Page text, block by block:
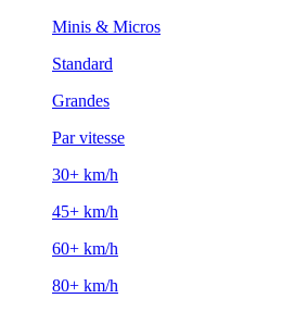
Minis & Micros
Standard
Grandes
Par vitesse
30+ km/h
45+ km/h
60+ km/h
80+ km/h